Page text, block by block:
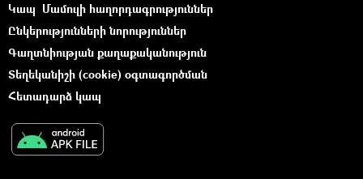
Կապ Մամուլի հաղորդագրություններ
Ընկերությունների նորություններ
Գաղտնիության քաղաքականություն
Տեղեկանիշի (cookie) օգտագործման
Հետադարձ կապ